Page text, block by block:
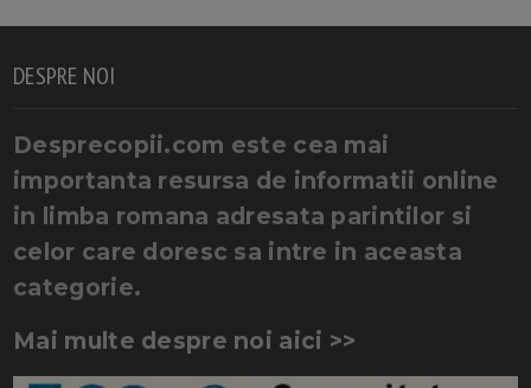
DESPRE NOI
Desprecopii.com este cea mai
importanta resursa de informatii online
in limba romana adresata parintilor si
celor care doresc sa intre in aceasta
categorie.
Mai multe despre noi aici >>